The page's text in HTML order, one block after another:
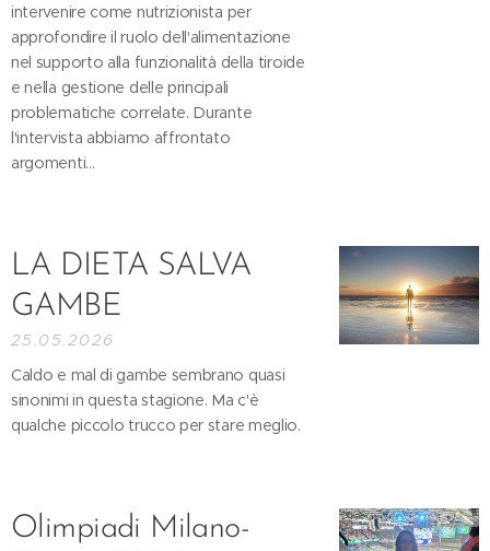
intervenire come nutrizionista per
approfondire il ruolo dell'alimentazione
nel supporto alla funzionalità della tiroide
e nella gestione delle principali
problematiche correlate. Durante
l'intervista abbiamo affrontato
argomenti...
LA DIETA SALVA
GAMBE
25.05.2026
Caldo e mal di gambe sembrano quasi
sinonimi in questa stagione. Ma c'è
qualche piccolo trucco per stare meglio.
Olimpiadi Milano-